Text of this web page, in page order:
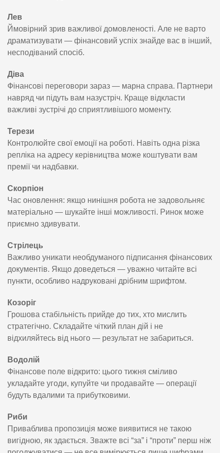
Лев
Ймовірний зрив важливої домовленості. Але не варто
драматизувати — фінансовий успіх знайде вас в інший,
несподіваний спосіб.
Діва
Фінансові переговори зараз — марна справа. Партнери
навряд чи підуть вам назустріч. Краще відкласти
важливі зустрічі до сприятливішого моменту.
Терези
Контролюйте свої емоції на роботі. Навіть одна різка
репліка на адресу керівництва може коштувати вам
премії чи надбавки.
Скорпіон
Час оновлення: якщо нинішня робота не задовольняє
матеріально — шукайте інші можливості. Ринок може
приємно здивувати.
Стрілець
Важливо уникати необдуманого підписання фінансових
документів. Якщо доведеться — уважно читайте всі
пункти, особливо надруковані дрібним шрифтом.
Козоріг
Грошова стабільність прийде до тих, хто мислить
стратегічно. Складайте чіткий план дій і не
відхиляйтесь від нього — результат не забариться.
Водолій
Фінансове поле відкрито: цього тижня сміливо
укладайте угоди, купуйте чи продавайте — операції
будуть вдалими та прибутковими.
Риби
Приваблива пропозиція може виявитися не такою
вигідною, як здається. Зважте всі “за” і “проти” перш ніж